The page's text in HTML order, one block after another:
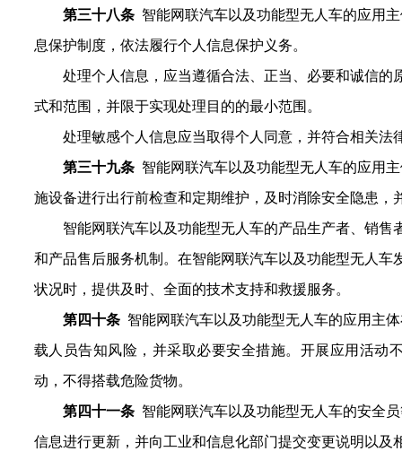
第三十八条 智能网联汽车以及功能型无人车的应用
息保护制度，依法履行个人信息保护义务。
处理个人信息，应当遵循合法、正当、必要和诚信
式和范围，并限于实现处理目的的最小范围。
处理敏感个人信息应当取得个人同意，并符合相关法
第三十九条 智能网联汽车以及功能型无人车的应用
施设备进行出行前检查和定期维护，及时消除安全隐患，
智能网联汽车以及功能型无人车的产品生产者、销售
和产品售后服务机制。在智能网联汽车以及功能型无人车
状况时，提供及时、全面的技术支持和救援服务。
第四十条 智能网联汽车以及功能型无人车的应用主
载人员告知风险，并采取必要安全措施。开展应用 活动
动，不得搭载危险货物。
第四十一条 智能网联汽车以及功能型无人车的安全员
信息进行更新，并向工业和信息化部门提交变更说明 以 及